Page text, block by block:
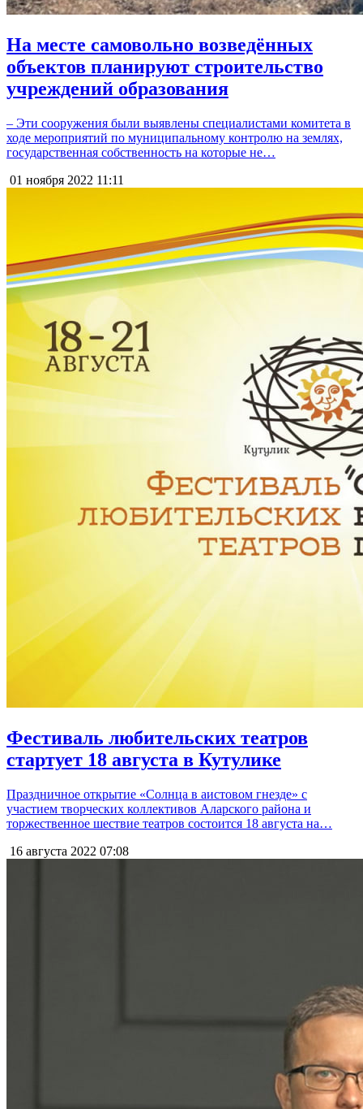
На месте самовольно возведённых
объектов планируют строительство
учреждений образования
– Эти сооружения были выявлены специалистами комитета в
ходе мероприятий по муниципальному контролю на землях,
государственная собственность на которые не…
01 ноября 2022 11:11
Фестиваль любительских театров
стартует 18 августа в Кутулике
Праздничное открытие «Солнца в аистовом гнезде» с
участием творческих коллективов Аларского района и
торжественное шествие театров состоится 18 августа на…
16 августа 2022 07:08